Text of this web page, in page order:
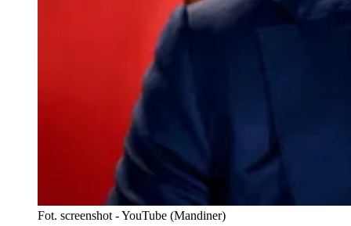
Fot. screenshot - YouTube (Mandiner)